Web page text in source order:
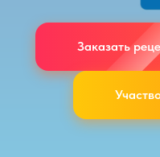
Заказать